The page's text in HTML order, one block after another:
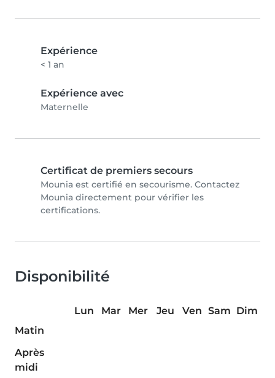
Expérience
< 1 an
Expérience avec
Maternelle
Certificat de premiers secours
Mounia est certifié en secourisme. Contactez
Mounia directement pour vérifier les
certifications.
Disponibilité
Lun Mar Mer Jeu Ven Sam Dim
Matin
Après
midi